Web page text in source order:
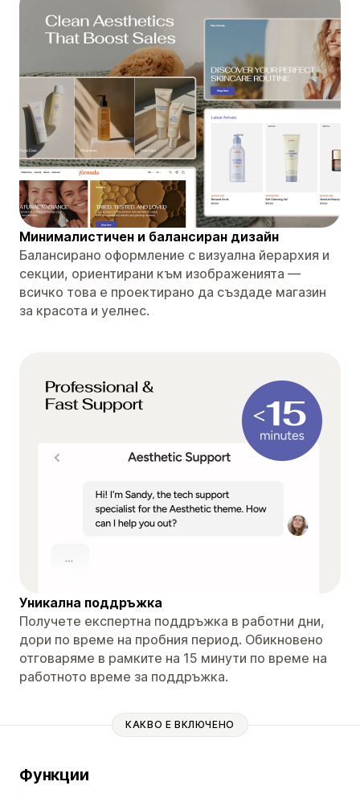
Минималистичен и балансиран дизайн
Балансирано оформление с визуална йерархия и
секции, ориентирани към изображенията —
всичко това е проектирано да създаде магазин
за красота и уелнес.
Уникална поддръжка
Получете експертна поддръжка в работни дни,
дори по време на пробния период. Обикновено
отговаряме в рамките на 15 минути по време на
работното време за поддръжка.
КАКВО Е ВКЛЮЧЕНО
Функции